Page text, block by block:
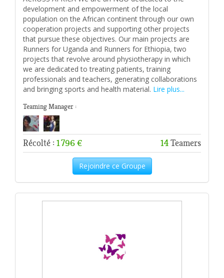
development and empowerment of the local
population on the African continent through our own
cooperation projects and supporting other projects
that pursue these objectives. Our main projects are
Runners for Uganda and Runners for Ethiopia, two
projects that revolve around physiotherapy in which
we are dedicated to treating patients, training
professionals and teachers, generating collaborations
and bringing sports and health material. Lire plus...
Teaming Manager :
Récolté : 1 796 € 14Teamers
Rejoindre ce Groupe